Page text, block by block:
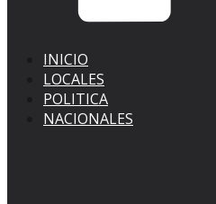
INICIO
LOCALES
POLITICA
NACIONALES